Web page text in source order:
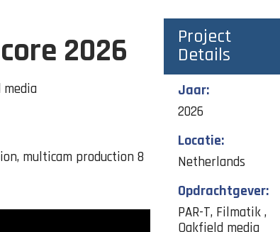
2026
media
multicam production 8
Project
Details
Jaar:
2026
Locatie:
Netherlands
Opdrachtgever:
PAR-T, Filmatik ,
Oakfield media